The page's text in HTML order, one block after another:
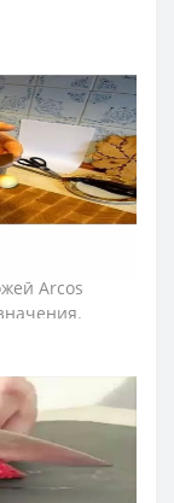
Arcos?
старейших
Arcos
в
кухонного